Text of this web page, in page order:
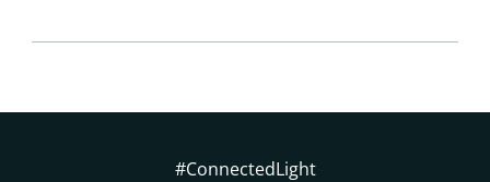
#ConnectedLight